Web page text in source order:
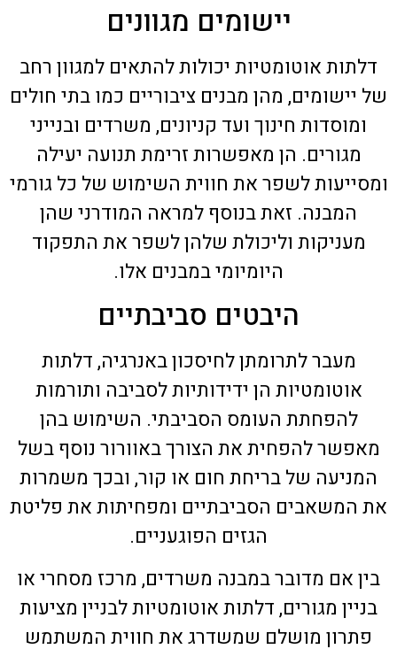
יישומים מגוונים
דלתות אוטומטיות יכולות להתאים למגוון רחב
של יישומים, מהן מבנים ציבוריים כמו בתי חולים
ומוסדות חינוך ועד קניונים, משרדים ובנייני
מגורים. הן מאפשרות זרימת תנועה יעילה
ומסייעות לשפר את חווית השימוש של כל גורמי
המבנה. זאת בנוסף למראה המודרני שהן
מעניקות וליכולת שלהן לשפר את התפקוד
היומיומי במבנים אלו.
היבטים סביבתיים
מעבר לתרומתן לחיסכון באנרגיה, דלתות
אוטומטיות הן ידידותיות לסביבה ותורמות
להפחתת העומס הסביבתי. השימוש בהן
מאפשר להפחית את הצורך באוורור נוסף בשל
המניעה של בריחת חום או קור, ובכך משמרות
את המשאבים הסביבתיים ומפחיתות את פליטת
הגזים הפוגעניים.
בין אם מדובר במבנה משרדים, מרכז מסחרי או
בניין מגורים, דלתות אוטומטיות לבניין מציעות
פתרון מושלם שמשדרג את חווית המשתמש